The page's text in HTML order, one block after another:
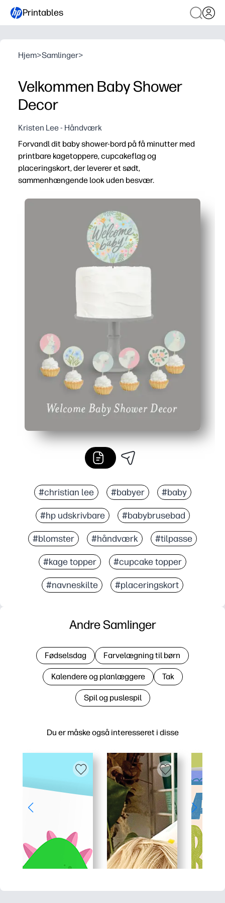
Printables
Hjem>Samlinger>
Velkommen Baby Shower
Decor
Kristen Lee - Håndværk
Forvandl dit baby shower-bord på få minutter med
printbare kagetoppere, cupcakeflag og
placeringskort, der leverer et sødt,
sammenhængende look uden besvær.
Opsætning uden forberedelse - udskriv derhjemme,
Hurtige, idiotsikre trin - fold placeringskortene i to og
Sammenhængende stil - matchende stykker binder
Personligt touch - tilføj navne eller beskeder til
#christian lee #babyer #baby
#hp udskrivbare #babybrusebad
#blomster #håndværk #tilpasse
#kage topper #cupcake topper
#navneskilte #placeringskort
Du er måske også interesseret i disse
Andre Samlinger
Fødselsdag Farvelægning til børn
Kalendere og planlæggere Tak
Spil og puslespil